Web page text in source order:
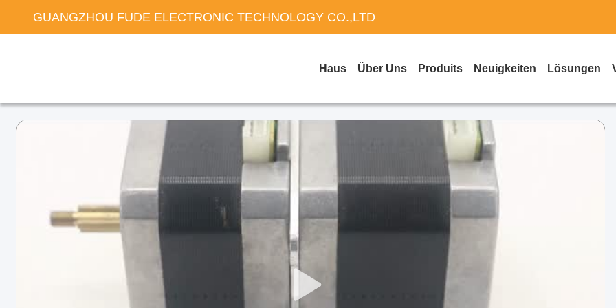
GUANGZHOU FUDE ELECTRONIC TECHNOLOGY CO.,LTD
Haus Über Uns Produits Neuigkeiten Lösungen